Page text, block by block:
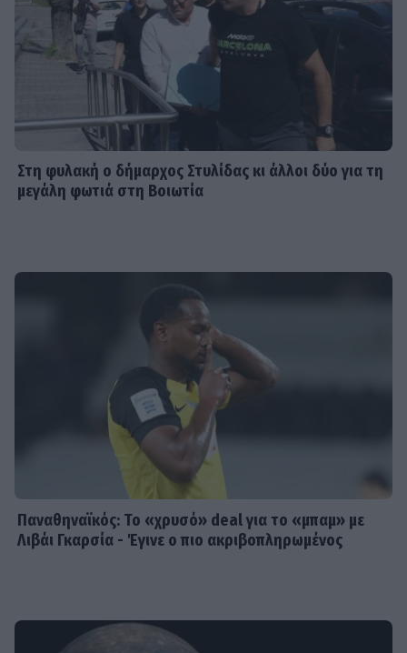
Στη φυλακή ο δήμαρχος Στυλίδας κι άλλοι δύο για τη
μεγάλη φωτιά στη Βοιωτία
Παναθηναϊκός: Το «χρυσό» deal για το «μπαμ» με
Λιβάι Γκαρσία - Έγινε ο πιο ακριβοπληρωμένος